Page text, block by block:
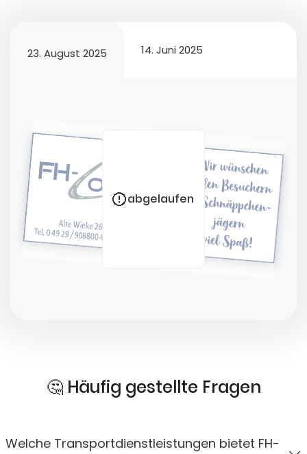
23. August 2025 14. Juni 2025
abgelaufen
🤔 Häufig gestellte Fragen
Welche Transportdienstleistungen bietet FH-